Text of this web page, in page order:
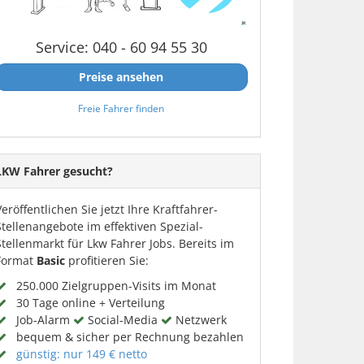
Service: 040 - 60 94 55 30
Preise ansehen
Freie Fahrer finden
Fahrer gesucht?
Sie jetzt Ihre Kraftfahrer-
im effektiven Spezial-
für Lkw Fahrer Jobs. Bereits im
Basicprofitieren Sie:
250.000 Zielgruppen-Visits im Monat
30 Tage online + Verteilung
Job-Alarm
Social-Media
Netzwerk
bequem & sicher per Rechnung bezahlen
günstig: nur 149 € netto